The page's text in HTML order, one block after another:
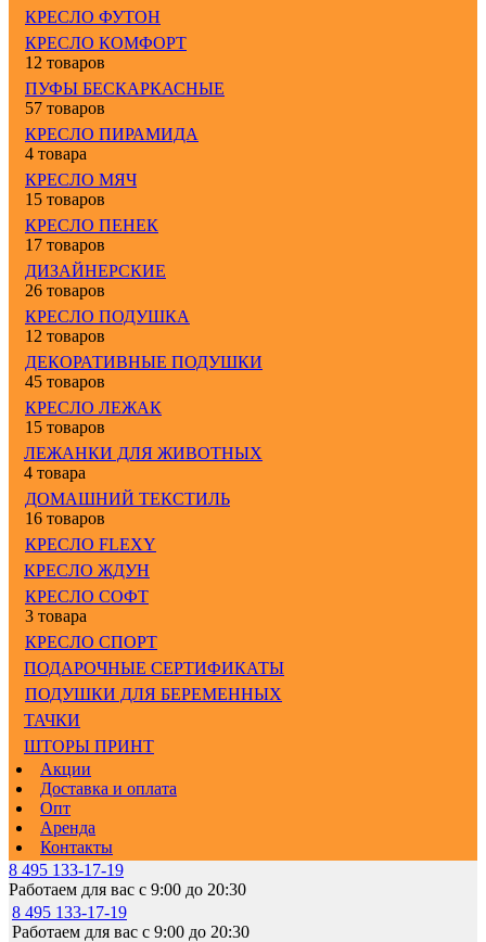
КРЕСЛО ФУТОН
КРЕСЛО КОМФОРТ
12 товаров
ПУФЫ БЕСКАРКАСНЫЕ
57 товаров
КРЕСЛО ПИРАМИДА
4 товара
КРЕСЛО МЯЧ
15 товаров
КРЕСЛО ПЕНЕК
17 товаров
ДИЗАЙНЕРСКИЕ
26 товаров
КРЕСЛО ПОДУШКА
12 товаров
ДЕКОРАТИВНЫЕ ПОДУШКИ
45 товаров
КРЕСЛО ЛЕЖАК
15 товаров
ЛЕЖАНКИ ДЛЯ ЖИВОТНЫХ
4 товара
ДОМАШНИЙ ТЕКСТИЛЬ
16 товаров
КРЕСЛО FLEXY
КРЕСЛО ЖДУН
КРЕСЛО СОФТ
3 товара
КРЕСЛО СПОРТ
ПОДАРОЧНЫЕ СЕРТИФИКАТЫ
ПОДУШКИ ДЛЯ БЕРЕМЕННЫХ
ТАЧКИ
ШТОРЫ ПРИНТ
Акции
Доставка и оплата
Опт
Аренда
Контакты
8 495 133-17-19
Работаем для вас с 9:00 до 20:30
8 495 133-17-19
Работаем для вас с 9:00 до 20:30